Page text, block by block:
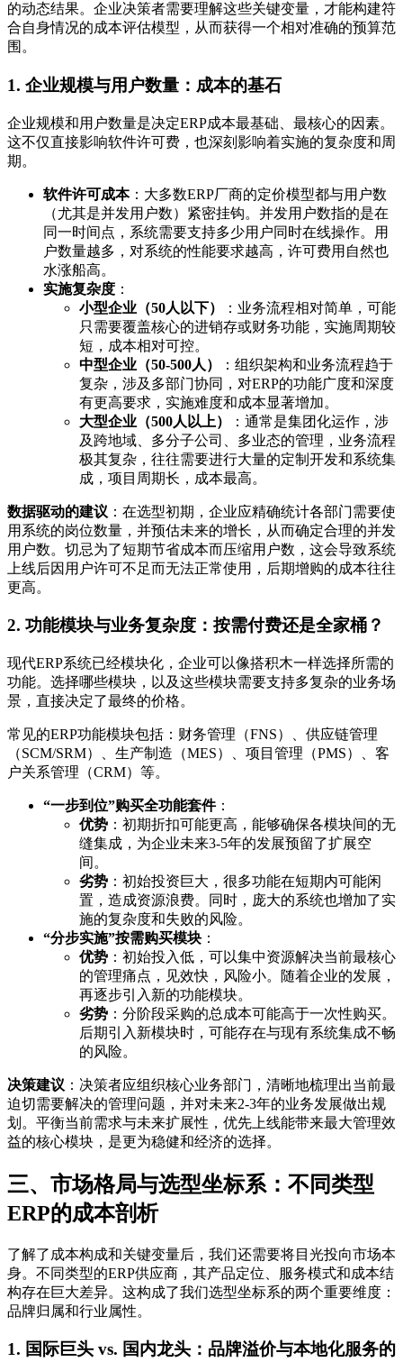
的动态结果。企业决策者需要理解这些关键变量，才能构建符
合自身情况的成本评估模型，从而获得一个相对准确的预算范
围。
1. 企业规模与用户数量：成本的基石
企业规模和用户数量是决定ERP成本最基础、最核心的因素。
这不仅直接影响软件许可费，也深刻影响着实施的复杂度和周
期。
软件许可成本：大多数ERP厂商的定价模型都与用户数
（尤其是并发用户数）紧密挂钩。并发用户数指的是在
同一时间点，系统需要支持多少用户同时在线操作。用
户数量越多，对系统的性能要求越高，许可费用自然也
水涨船高。
实施复杂度 ：
小型企业（50人以下）
：业务流程相对简单，可能
只需要覆盖核心的进销存或财务功能，实施周期较
短，成本相对可控。
中型企业（50-500人）
：组织架构和业务流程趋于
复杂，涉及多部门协同，对ERP的功能广度和深度
有更高要求，实施难度和成本显著增加。
大型企业（500人以上）
：通常是集团化运作，涉
及跨地域、多分子公司、多业态的管理，业务流程
极其复杂，往往需要进行大量的定制开发和系统集
成，项目周期长，成本最高。
数据驱动的建议 ：在选型初期，企业应精确统计各部门需要使
用系统的岗位数量，并预估未来的增长，从而确定合理的并发
用户数。切忌为了短期节省成本而压缩用户数，这会导致系统
上线后因用户许可不足而无法正常使用，后期增购的成本往往
更高。
2. 功能模块与业务复杂度：按需付费还是全家桶？
现代ERP系统已经模块化，企业可以像搭积木一样选择所需的
功能。选择哪些模块，以及这些模块需要支持多复杂的业务场
景，直接决定了最终的价格。
常见的ERP功能模块包括：财务管理（FNS）、供应链管理
（SCM/SRM）、生产制造（MES）、项目管理（PMS）、客
户关系管理（CRM）等。
“一步到位”购买全功能套件：
优势 ：初期折扣可能更高，能够确保各模块间的无
缝集成，为企业未来3-5年的发展预留了扩展空
间。
劣势 ：初始投资巨大，很多功能在短期内可能闲
置，造成资源浪费。同时，庞大的系统也增加了实
施的复杂度和失败的风险。
“分步实施”按需购买模块 ：
优势 ：初始投入低，可以集中资源解决当前最核心
的管理痛点，见效快，风险小。随着企业的发展，
再逐步引入新的功能模块。
劣势 ：分阶段采购的总成本可能高于一次性购买。
后期引入新模块时，可能存在与现有系统集成不畅
的风险。
决策建议 ：决策者应组织核心业务部门，清晰地梳理出当前最
迫切需要解决的管理问题，并对未来2-3年的业务发展做出规
划。平衡当前需求与未来扩展性，优先上线能带来最大管理效
益的核心模块，是更为稳健和经济的选择。
三、市场格局与选型坐标系：不同类型
ERP的成本剖析
了解了成本构成和关键变量后，我们还需要将目光投向市场本
身。不同类型的ERP供应商，其产品定位、服务模式和成本结
构存在巨大差异。这构成了我们选型坐标系的两个重要维度：
品牌归属和行业属性。
1. 国际巨头 vs. 国内龙头：品牌溢价与本地化服务的